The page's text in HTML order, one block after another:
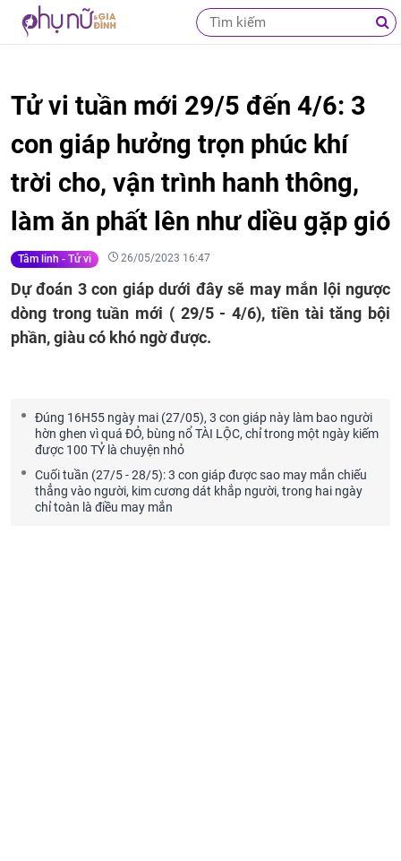
Tử vi tuần mới 29/5 đến 4/6: 3
con giáp hưởng trọn phúc khí
trời cho, vận trình hanh thông,
làm ăn phất lên như diều gặp gió
Tâm linh - Tử vi 26/05/2023 16:47
Dự đoán 3 con giáp dưới đây sẽ may mắn lội ngược
dòng trong tuần mới ( 29/5 - 4/6), tiền tài tăng bội
phần, giàu có khó ngờ được.
Đúng 16H55 ngày mai (27/05), 3 con giáp này làm bao người
hờn ghen vì quá ĐỎ, bùng nổ TÀI LỘC, chỉ trong một ngày kiếm
được 100 TỶ là chuyện nhỏ
Cuối tuần (27/5 - 28/5): 3 con giáp được sao may mắn chiếu
thẳng vào người, kim cương dát khắp người, trong hai ngày
chỉ toàn là điều may mắn